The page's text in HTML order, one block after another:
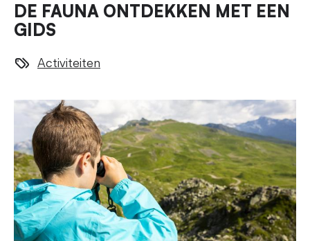
DE FAUNA ONTDEKKEN MET EEN
GIDS
Activiteiten